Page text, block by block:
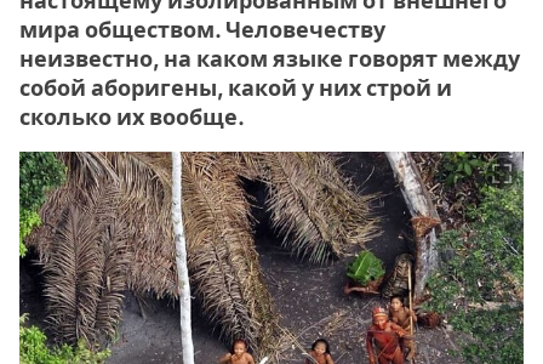
мира обществом. Человечеству
неизвестно, на каком языке говорят между
собой аборигены, какой у них строй и
сколько их вообще.